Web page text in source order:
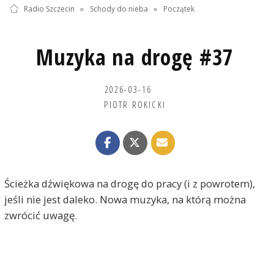
Radio Szczecin » Schody do nieba » Początek
Muzyka na drogę #37
2026-03-16
PIOTR ROKICKI
Ścieżka dźwiękowa na drogę do pracy (i z powrotem),
jeśli nie jest daleko. Nowa muzyka, na którą można
zwrócić uwagę.